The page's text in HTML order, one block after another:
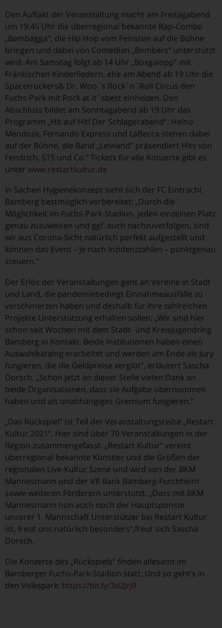
Den Auftakt der Veranstaltung macht am Freitagabend
um 19.45 Uhr die überregional bekannte Rap-Combo
„Bambägga“, die Hip Hop vom Feinsten auf die Bühne
bringen und dabei von Comedian „Bembers“ unterstützt
wird. Am Samstag folgt ab 14 Uhr „Boxgalopp“ mit
Fränkischen Kinderliedern, ehe am Abend ab 19 Uhr die
Spacetruckers& Dr. Woo´s Rock`n`Roll Circus den
Fuchs-Park mit Rock at it´sbest einheizen. Den
Abschluss bildet am Sonntagabend ab 19 Uhr das
Programm „Hit auf Hit! Der Schlagerabend“. Heino
Mendoza, Fernando Express und LaBecca stehen dabei
auf der Bühne, die Band „Leiwand“ präsendiert Hits von
Fendrich, STS und Co.“ Tickets für alle Konzerte gibt es
unter www.restartkultur.de
In Sachen Hygienekonzept sieht sich der FC Eintracht
Bamberg bestmöglich vorbereitet: „Durch die
Möglichkeit im Fuchs-Park-Stadion, jeden einzelnen Platz
genau zuzuweisen und ggf. auch nachzuverfolgen, sind
wir aus Corona-Sicht natürlich perfekt aufgestellt und
können das Event – je nach Inzidenzzahlen – punktgenau
steuern.“
Der Erlös der Veranstaltungen geht an Vereine in Stadt
und Land, die pandemiebedingt Einnahmeausfälle zu
verschmerzen haben und deshalb für ihre zahlreichen
Projekte Unterstützung erhalten sollen. „Wir sind hier
schon seit Wochen mit dem Stadt- und Kreisjugendring
Bamberg in Kontakt. Beide Institutionen haben einen
Auswahlkatalog erarbeitet und werden am Ende als Jury
fungieren, die die Geldpreise vergibt“, erläutert Sascha
Dorsch. „Schon jetzt an dieser Stelle vielen Dank an
beide Organisationen, dass sie Aufgabe übernommen
haben und als unabhängiges Gremium fungieren.“
„Das Rückspiel“ ist Teil der Veranstaltungsreihe „Restart
Kultur 2021“. Hier sind über 70 Veranstaltungen in der
Region zusammengefasst. „Restart Kultur“ vereint
überregional bekannte Künstler und die Größen der
regionalen Live-Kultur Szene und wird von der BKM
Mannesmann und der VR Bank Bamberg-Forchheim
sowie weiteren Förderern unterstützt. „Dass mit BKM
Mannesmann nun auch noch der Hauptsponsor
unserer 1. Mannschaft Unterstützer bei Restart Kultur
ist, freut uns natürlich besonders“,freut sich Sascha
Dorsch.
Die Konzerte des „Rückspiels“ finden allesamt im
Bamberger Fuchs-Park-Stadion statt. Und so geht’s in
den Volkspark: https://bit.ly/3d2Jrj9